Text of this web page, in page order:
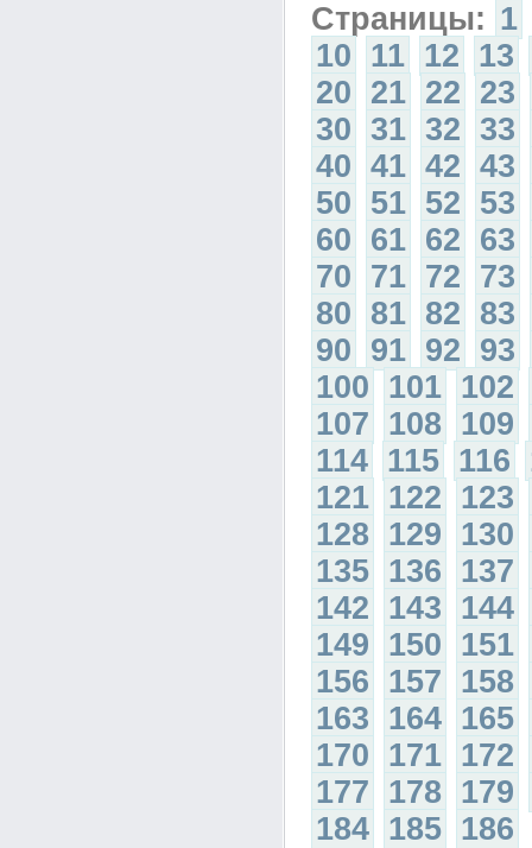
Страницы: 1
10 11 12 13
20 21 22 23
30 31 32 33
40 41 42 43
50 51 52 53
60 61 62 63
70 71 72 73
80 81 82 83
90 91 92 93
100 101 102
107 108 109
114 115 116
121 122 123
128 129 130
135 136 137
142 143 144
149 150 151
156 157 158
163 164 165
170 171 172
177 178 179
184 185 186